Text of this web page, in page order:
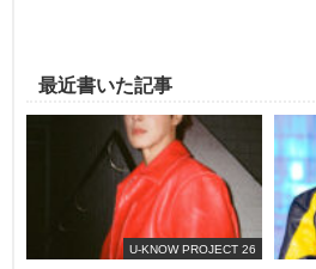
最近書いた記事
U-KNOW PROJECT 26